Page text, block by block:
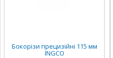
Бокорізи прецизійні 115 мм
INGCO